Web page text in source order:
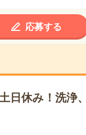
応募する
日休み！洗浄